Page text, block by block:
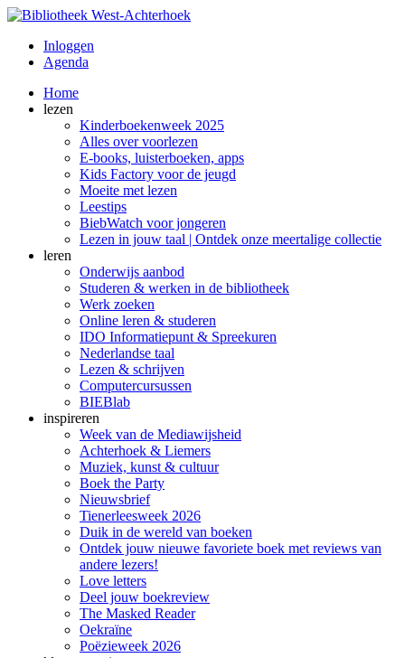
Inloggen
Agenda
Home
lezen
Kinderboekenweek 2025
Alles over voorlezen
E-books, luisterboeken, apps
Kids Factory voor de jeugd
Moeite met lezen
Leestips
BiebWatch voor jongeren
Lezen in jouw taal | Ontdek onze meertalige collectie
leren
Onderwijs aanbod
Studeren & werken in de bibliotheek
Werk zoeken
Online leren & studeren
IDO Informatiepunt & Spreekuren
Nederlandse taal
Lezen & schrijven
Computercursussen
BIEBlab
inspireren
Week van de Mediawijsheid
Achterhoek & Liemers
Muziek, kunst & cultuur
Boek the Party
Nieuwsbrief
Tienerleesweek 2026
Duik in de wereld van boeken
Ontdek jouw nieuwe favoriete boek met reviews van
andere lezers!
Love letters
Deel jouw boekreview
The Masked Reader
Oekraïne
Poëzieweek 2026